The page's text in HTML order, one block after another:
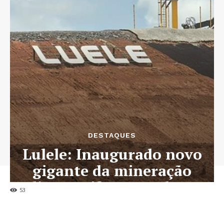
53
DESTAQUES
Lulele: Inaugurado novo
gigante da mineração
diamantífera angolana